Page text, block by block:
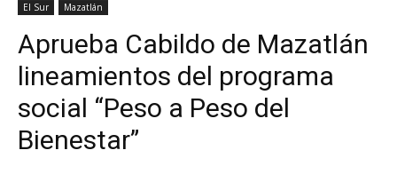
El Sur Mazatlán
Aprueba Cabildo de Mazatlán
lineamientos del programa
social “Peso a Peso del
Bienestar”